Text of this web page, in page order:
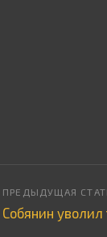
Собянин уволил